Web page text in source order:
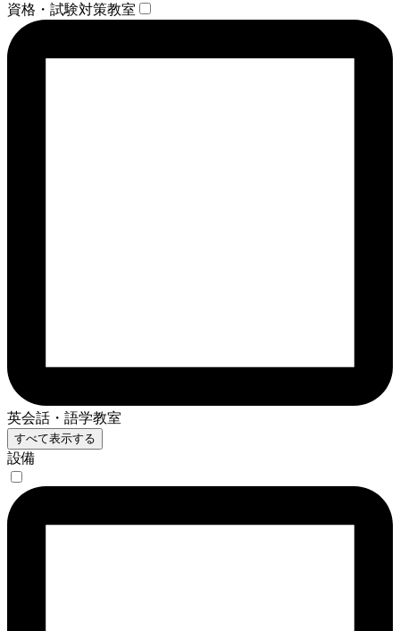
資格・試験対策教室
英会話・語学教室
すべて表示する
設備